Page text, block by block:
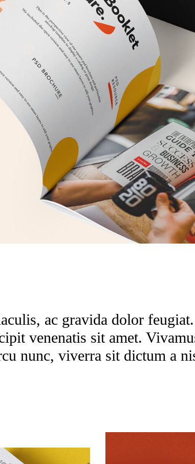
ac gravida dolor
venenatis sit amet.
nunc, viverra sit dictum a